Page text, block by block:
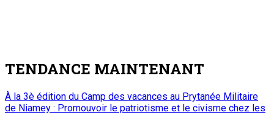
TENDANCE MAINTENANT
À la 3è édition du Camp des vacances au Prytanée Militaire
de Niamey : Promouvoir le patriotisme et le civisme chez les